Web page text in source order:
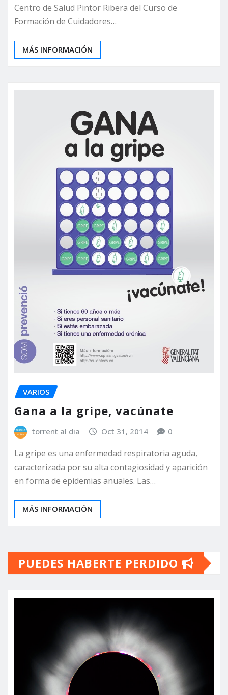
Centro de Salud Pintor Ribera del Curso de
Formación de Cuidadores…
MÁS INFORMACIÓN
VARIOS
Gana a la gripe, vacúnate
torrent al dia Oct 31, 2014 0
La gripe es una enfermedad respiratoria aguda,
caracterizada por su alta contagiosidad y aparición
en forma de epidemias anuales. Las…
MÁS INFORMACIÓN
PUEDES HABERTE PERDIDO